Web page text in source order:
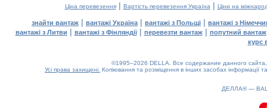
Ціна перевезення| Вартість перевезення Україна | Ціни на
знайти вантаж | вантажі Україна | вантажі з Польщі | вантажі з
вантажі з Литви | вантажі з Фінляндії| перевезти вантаж| попутний вантаж
курс
©1995–2026 DELLA. Все содержание данного
Усі права захищені. Копіювання та розміщення в інших засобах інформації
ДЕЛЛА® —